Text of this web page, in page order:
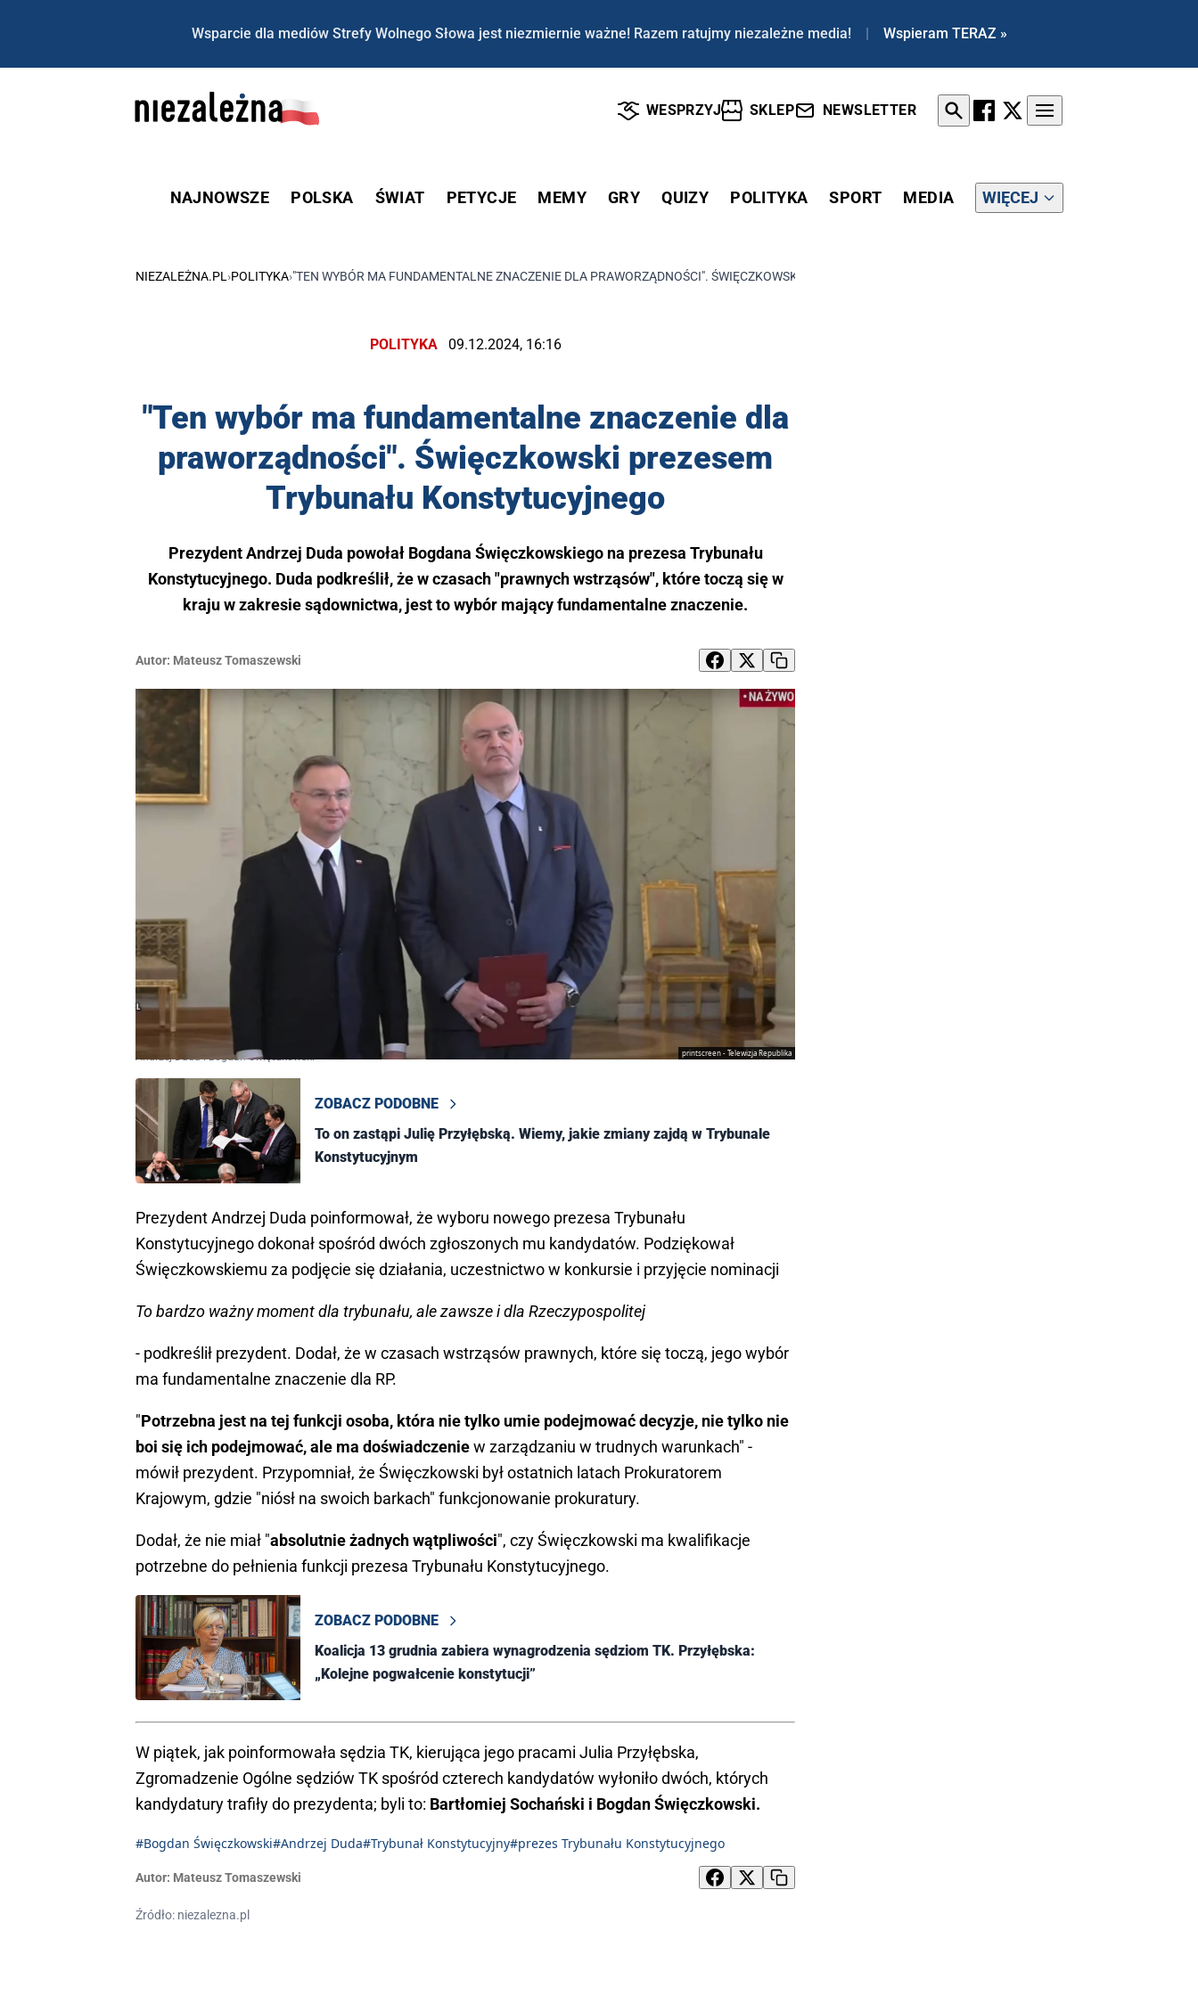
Wsparcie dla mediów Strefy Wolnego Słowa jest niezmiernie ważne! Razem ratujmy niezależne media! | Wspieram TERAZ »
WESPRZYJ SKLEP NEWSLETTER
NAJNOWSZE POLSKA ŚWIAT PETYCJE MEMY GRY QUIZY POLITYKA SPORT MEDIA WIĘCEJ
NIEZALEŻNA.PL ›POLITYKA›"TEN WYBÓR MA FUNDAMENTALNE ZNACZENIE DLA PRAWORZĄDNOŚCI". ŚWIĘCZKOWSKI PREZESEM TRYBUNAŁU KONSTYTUCYJNEGO
POLITYKA 09.12.2024, 16:16
"Ten wybór ma fundamentalne znaczenie dla
praworządności". Święczkowski prezesem
Trybunału Konstytucyjnego
Prezydent Andrzej Duda powołał Bogdana Święczkowskiego na prezesa Trybunału
Konstytucyjnego. Duda podkreślił, że w czasach "prawnych wstrząsów", które toczą się w
kraju w zakresie sądownictwa, jest to wybór mający fundamentalne znaczenie.
Autor: Mateusz Tomaszewski
printscreen - Telewizja Republika
Andrzej Duda i Bogdan Święczkowski
ZOBACZ PODOBNE
To on zastąpi Julię Przyłębską. Wiemy, jakie zmiany zajdą w Trybunale
Konstytucyjnym
Prezydent Andrzej Duda poinformował, że wyboru nowego prezesa Trybunału
Konstytucyjnego dokonał spośród dwóch zgłoszonych mu kandydatów. Podziękował
Święczkowskiemu za podjęcie się działania, uczestnictwo w konkursie i przyjęcie nominacji
To bardzo ważny moment dla trybunału, ale zawsze i dla Rzeczypospolitej
- podkreślił prezydent. Dodał, że w czasach wstrząsów prawnych, które się toczą, jego wybór
ma fundamentalne znaczenie dla RP.
"Potrzebna jest na tej funkcji osoba, która nie tylko umie podejmować decyzje, nie tylko nie
boi się ich podejmować, ale ma doświadczeniew zarządzaniu w trudnych warunkach" -
mówił prezydent. Przypomniał, że Święczkowski był ostatnich latach Prokuratorem
Krajowym, gdzie "niósł na swoich barkach" funkcjonowanie prokuratury.
Dodał, że nie miał "absolutnie żadnych wątpliwości", czy Święczkowski ma kwalifikacje
potrzebne do pełnienia funkcji prezesa Trybunału Konstytucyjnego.
ZOBACZ PODOBNE
Koalicja 13 grudnia zabiera wynagrodzenia sędziom TK. Przyłębska:
„Kolejne pogwałcenie konstytucji”
W piątek, jak poinformowała sędzia TK, kierująca jego pracami Julia Przyłębska,
Zgromadzenie Ogólne sędziów TK spośród czterech kandydatów wyłoniło dwóch, których
kandydatury trafiły do prezydenta; byli to: Bartłomiej Sochański i Bogdan Święczkowski.
#Bogdan Święczkowski#Andrzej Duda#Trybunał Konstytucyjny#prezes Trybunału Konstytucyjnego
Autor: Mateusz Tomaszewski
Źródło: niezalezna.pl